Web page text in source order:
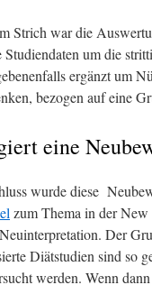
Strich war die
Studiendaten um die
ergänzt um
bezogen auf eine
eine
wurde diese
zum Thema in der
Der
Diätstudien sind so
werden. Wenn